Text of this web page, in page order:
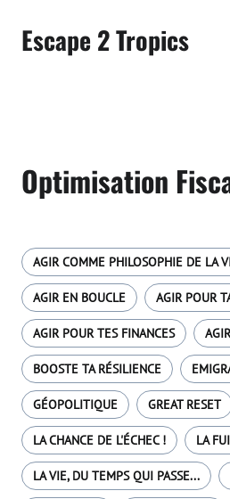
Escape 2 Tropics
Optimisation
AGIR COMME PHILOSOPHIE DE LA
AGIR EN BOUCLE AGIR POUR
AGIR POUR TES FINANCES
BOOSTE TA RÉSILIENCE
GÉOPOLITIQUE GREAT RESET
LA CHANCE DE L'ÉCHEC ! LA
LA VIE, DU TEMPS QUI PASSE...